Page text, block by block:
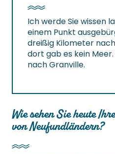
Ich werde Sie wissen
einem Punkt
dreißig Kilometer
dort gab es kein
nach Granville.
Wie sehen Sie heute
von Neufundländern?